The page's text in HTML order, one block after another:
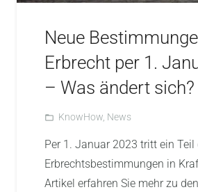
Neue
Erbrecht per 1.
– Was ändert sich?
folder_open KnowHow, News
Per 1. Januar 2023 tritt ein Teil
Erbrechtsbestimmungen in
Artikel erfahren Sie mehr zu